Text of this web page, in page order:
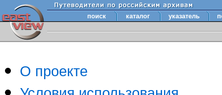
поиск каталог указатель
О проекте